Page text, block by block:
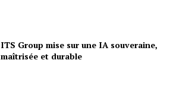
ITS Group mise sur une IA souveraine,
maîtrisée et durable